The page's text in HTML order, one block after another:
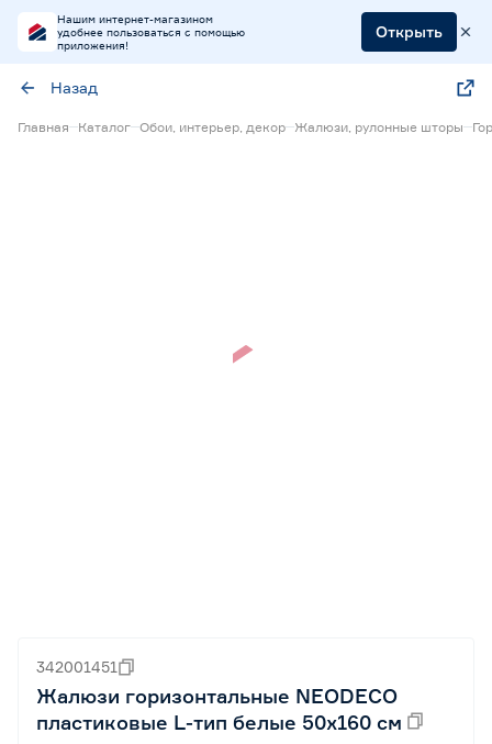
Нашим интернет-магазином
удобнее пользоваться с помощью
приложения!
Открыть
Назад
Главная Каталог Обои, интерьер, декор Жалюзи, рулонные шторы
342001451
Жалюзи горизонтальные NEODECO
пластиковые L-тип белые 50х160 см